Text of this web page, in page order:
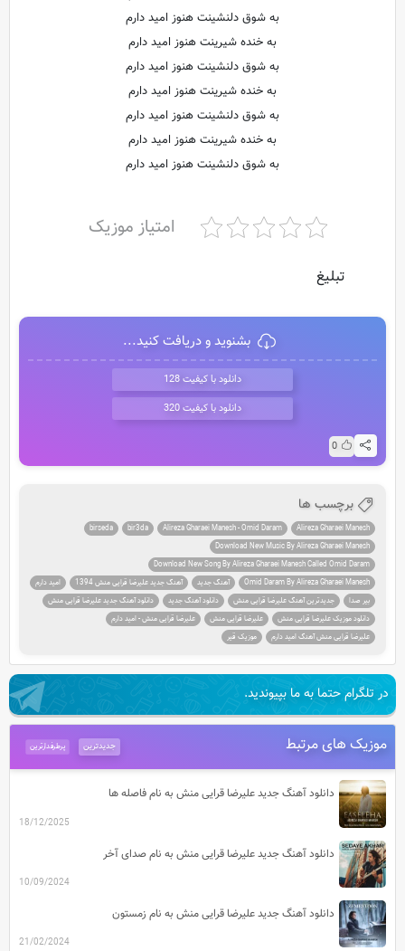
به شوق دلنشینت هنوز امید دارم
به خنده شیرینت هنوز امید دارم
به شوق دلنشینت هنوز امید دارم
به خنده شیرینت هنوز امید دارم
به شوق دلنشینت هنوز امید دارم
به خنده شیرینت هنوز امید دارم
به شوق دلنشینت هنوز امید دارم
امتیاز موزیک
تبلیغ
بشنوید و دریافت کنید...
دانلود با کیفیت 128
دانلود با کیفیت 320
0
برچسب ها
Alireza Gharaei Manesh
Alireza Gharaei Manesh - Omid Daram
bir3da
birseda
Download New Music By Alireza Gharaei Manesh
Download New Song By Alireza Gharaei Manesh Called Omid Daram
Omid Daram By Alireza Gharaei Manesh
آهنگ جديد آهنگ جديد علیرضا قرایی منش 1394
امید دارم
بير صدا
جديدترين آهنگ علیرضا قرایی منش دانلود آهنگ جديد
دانلود آهنگ جديد علیرضا قرایی منش
دانلود موزيک علیرضا قرایی منش
علیرضا قرایی منش
علیرضا قرایی منش - امید دارم
علیرضا قرایی منش آهنگ امید دارم
موزیک قیر
در تلگرام حتما به ما بپیوندید.
موزیک های مرتبط پرطرفدارترین جدیدترین
دانلود آهنگ جدید علیرضا قرایی منش به نام فاصله ها
18/12/2025
دانلود آهنگ جدید علیرضا قرایی منش به نام صدای آخر
10/09/2024
دانلود آهنگ جدید علیرضا قرایی منش به نام زمستون
21/02/2024